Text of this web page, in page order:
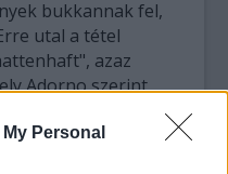
Personal
bukkannak fel,
utal a tétel
azaz
Adorno szerint
Nürnbergi
rokona. Ünnepi